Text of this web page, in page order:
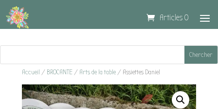
Articles 0
Accueil / BROCANTE / Arts de la table/ Assiettes Daniel